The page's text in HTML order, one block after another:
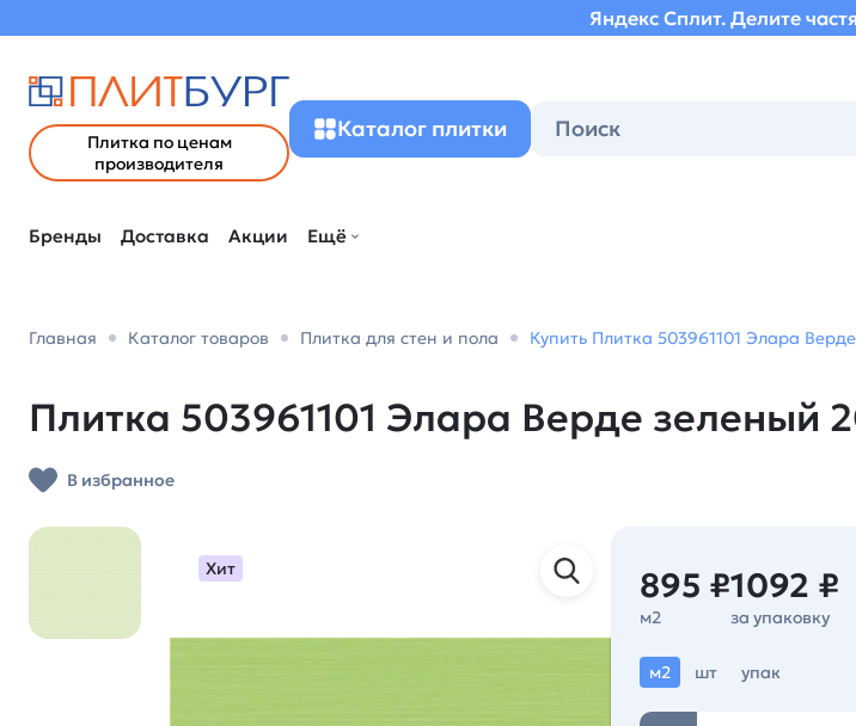
Яндекс Сплит. Делите
Плитка по ценам
производителя
Каталог плитки
Бренды Доставка Акции Ещё
Главная Каталог товаров Плитка для стен и пола Купить Плитка 503961101 Элара
Плитка 503961101 Элара Верде зеленый
В избранное
Хит 895 ₽
м2
1092 ₽
за упаковку
м2 шт упак